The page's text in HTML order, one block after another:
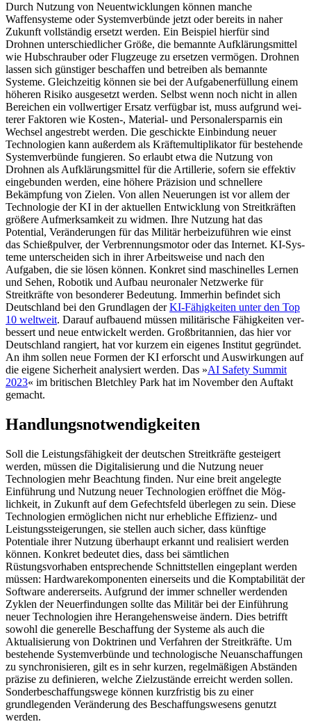
Durch Nutzung von Neuentwicklungen können manche
Waffensysteme oder Sys­temverbünde jetzt oder bereits in naher
Zukunft vollständig ersetzt werden. Ein Beispiel hierfür sind
Drohnen unterschiedlicher Größe, die bemannte Aufklärungsmittel
wie Hubschrauber oder Flugzeuge zu ersetzen vermögen. Drohnen
lassen sich günstiger beschaffen und betreiben als bemannte
Systeme. Gleichzeitig können sie bei der Aufgabenerfüllung einem
höheren Risiko ausgesetzt werden. Selbst wenn noch nicht in allen
Bereichen ein vollwertiger Ersatz verfügbar ist, muss aufgrund wei­
terer Faktoren wie Kosten-, Material- und Personalersparnis ein
Wechsel angestrebt werden. Die geschickte Einbindung neuer
Technologien kann außerdem als Kräfte­multiplikator für bestehende
Systemverbün­de fungieren. So erlaubt etwa die Nutzung von
Drohnen als Aufklärungsmittel für die Artillerie, sofern sie effektiv
eingebunden werden, eine höhere Präzision und schnel­lere
Bekämpfung von Zielen. Von allen Neuerungen ist vor allem der
Techno­logie der KI in der aktuellen Entwicklung von Streitkräften
größere Aufmerksamkeit zu widmen. Ihre Nutzung hat das
Potential, Veränderungen für das Militär herbeizufüh­ren wie einst
das Schießpulver, der Ver­bren­nungsmotor oder das Internet. KI-Sys­
teme unterscheiden sich in ihrer Arbeits­weise und nach den
Aufgaben, die sie lösen können. Konkret sind maschinelles Lernen
und Sehen, Robotik und Aufbau neuronaler Netzwerke für
Streitkräfte von besonderer Bedeutung. Immerhin befindet sich
Deutsch­land bei den Grundlagen derKI-Fähigkeiten unter den Top
10 weltweit. Darauf aufbau­end müssen militärische Fähigkeiten ver­
bessert und neue entwickelt werden. Groß­britannien, das hier vor
Deutschland ran­giert, hat vor kurzem ein eigenes Institut gegrün­det.
An ihm sollen neue Formen der KI erforscht und Auswirkungen auf
die eigene Sicherheit analysiert werden. Das »AI Safety Summit
2023« im britischen Bletchley Park hat im November den Auf­takt
gemacht.
Handlungsnotwendigkeiten
Soll die Leistungsfähigkeit der deutschen Streitkräfte gesteigert
werden, müssen die Digitalisierung und die Nutzung neuer
Technologien mehr Beachtung finden. Nur eine breit angelegte
Einführung und Nut­zung neuer Technologien eröffnet die Mög­
lichkeit, in Zukunft auf dem Gefechtsfeld überlegen zu sein. Diese
Technologien ermöglichen nicht nur erhebliche Effizienz- und
Leistungssteigerungen, sie stellen auch sicher, dass künftige
Potentiale ihrer Nut­zung überhaupt erkannt und realisiert wer­den
können. Konkret bedeutet dies, dass bei sämtlichen
Rüstungsvorhaben entsprechende Schnittstellen eingeplant werden
müssen: Hardwarekomponenten einerseits und die Komptabilität der
Software andererseits. Aufgrund der immer schneller werdenden
Zyklen der Neuerfindungen sollte das Mili­tär bei der Einführung
neuer Technologien ihre Herangehensweise ändern. Dies betrifft
sowohl die generelle Beschaffung der Sys­teme als auch die
Aktualisierung von Dok­trinen und Verfahren der Streitkräfte. Um
bestehende Systemverbünde und techno­logische Neuanschaffungen
zu synchronisieren, gilt es in sehr kurzen, regelmäßigen Abständen
präzise zu definieren, welche Zielzustände erreicht werden sollen.
Son­derbeschaffungswege können kurzfristig bis zu einer
grundlegenden Veränderung des Beschaffungswesens genutzt
werden.